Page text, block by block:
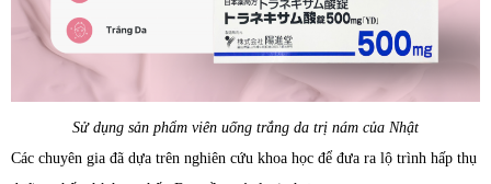
Sử dụng sản phẩm viên uống trắng da trị nám của Nhật
Các chuyên gia đã dựa trên nghiên cứu khoa học để đưa ra lộ trình hấp thụ